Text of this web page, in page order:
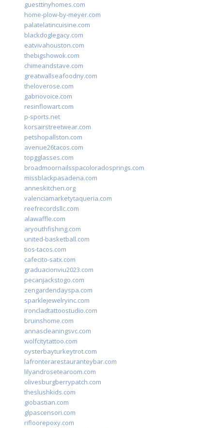
guesttinyhomes.com
home-plow-by-meyer.com
palatelatincuisine.com
blackdoglegacy.com
eatvivahouston.com
thebigshowok.com
chimeandstave.com
greatwallseafoodny.com
theloverose.com
gabriovoice.com
resinflowart.com
p-sports.net
korsairstreetwear.com
petshopallston.com
avenue26tacos.com
topgglasses.com
broadmoornailsspacoloradosprings.com
missblackpasadena.com
anneskitchen.org
valenciamarketytaqueria.com
reefrecordsllc.com
alawaffle.com
aryouthfishing.com
united-basketball.com
tios-tacos.com
cafecito-satx.com
graduacionviu2023.com
pecanjackstogo.com
zengardendayspa.com
sparklejewelryinc.com
ironcladtattoostudio.com
bruinshome.com
annascleaningsvc.com
wolfcitytattoo.com
oysterbayturkeytrot.com
lafronterarestauranteybar.com
lilyandrosetearoom.com
olivesburgberrypatch.com
theslushkids.com
giobastian.com
glpascensori.com
rifloorepoxy.com